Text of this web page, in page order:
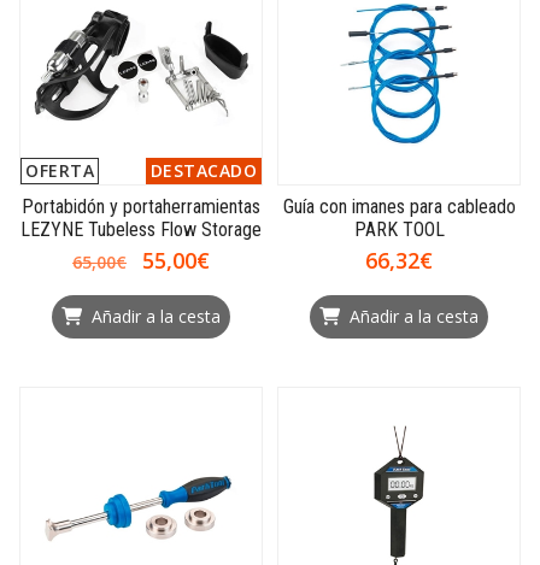
OFERTA
DESTACADO
Portabidón y portaherramientas
LEZYNE Tubeless Flow Storage
65,00€
55,00€
Añadir a la cesta
Guía con imanes para cableado
PARK TOOL
66,32€
Añadir a la cesta